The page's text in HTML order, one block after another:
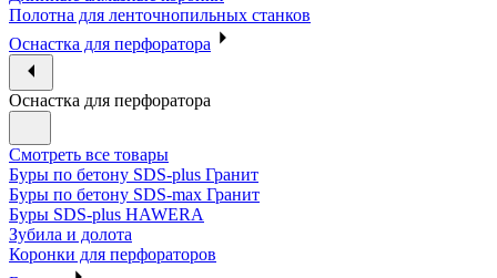
Полотна для ленточнопильных станков
Оснастка для перфоратора
Оснастка для перфоратора
Смотреть все товары
Буры по бетону SDS-plus Гранит
Буры по бетону SDS-max Гранит
Буры SDS-plus HAWERA
Зубила и долота
Коронки для перфораторов